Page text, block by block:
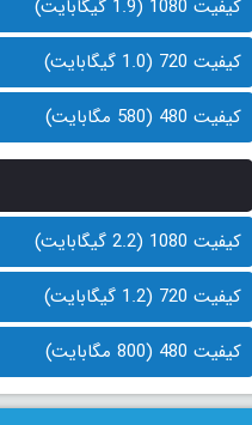
کیفیت 1080 (1.9 گیگابایت)
کیفیت 720 (1.0 گیگابایت)
کیفیت 480 (580 مگابایت)
کیفیت 1080 (2.2 گیگابایت)
کیفیت 720 (1.2 گیگابایت)
کیفیت 480 (800 مگابایت)